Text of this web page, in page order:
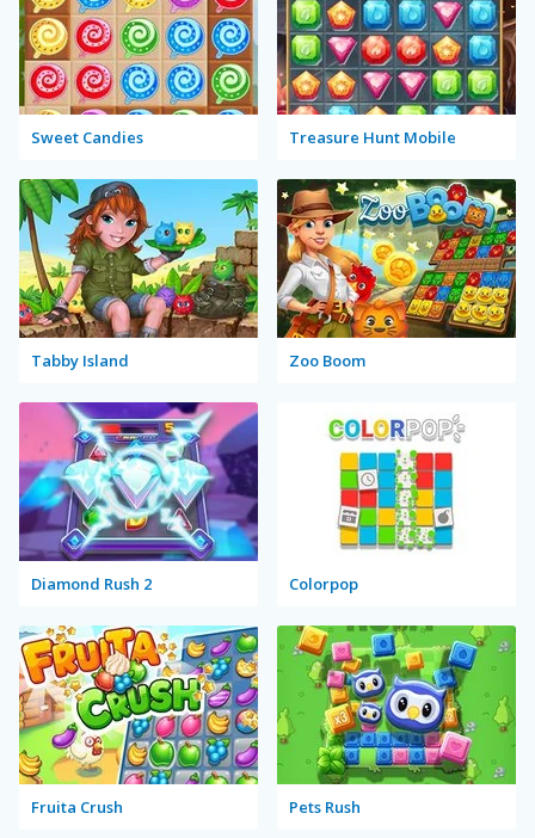
Sweet Candies Treasure Hunt Mobile
Tabby Island Zoo Boom
Diamond Rush 2 Colorpop
Fruita Crush Pets Rush